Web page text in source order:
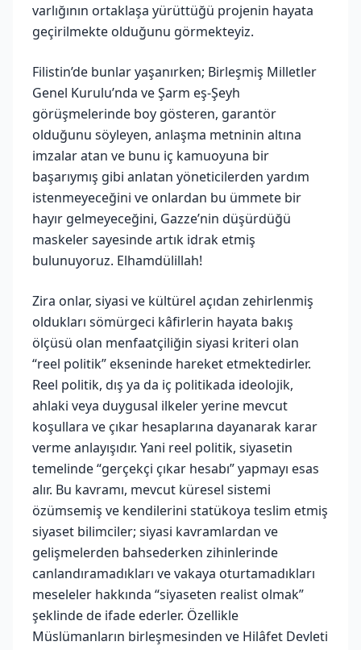
varlığının ortaklaşa yürüttüğü projenin hayata
geçirilmekte olduğunu görmekteyiz.
Filistin’de bunlar yaşanırken; Birleşmiş Milletler
Genel Kurulu’nda ve Şarm eş-Şeyh
görüşmelerinde boy gösteren, garantör
olduğunu söyleyen, anlaşma metninin altına
imzalar atan ve bunu iç kamuoyuna bir
başarıymış gibi anlatan yöneticilerden yardım
istenmeyeceğini ve onlardan bu ümmete bir
hayır gelmeyeceğini, Gazze’nin düşürdüğü
maskeler sayesinde artık idrak etmiş
bulunuyoruz. Elhamdülillah!
Zira onlar, siyasi ve kültürel açıdan zehirlenmiş
oldukları sömürgeci kâfirlerin hayata bakış
ölçüsü olan menfaatçiliğin siyasi kriteri olan
“reel politik” ekseninde hareket etmektedirler.
Reel politik, dış ya da iç politikada ideolojik,
ahlaki veya duygusal ilkeler yerine mevcut
koşullara ve çıkar hesaplarına dayanarak karar
verme anlayışıdır. Yani reel politik, siyasetin
temelinde “gerçekçi çıkar hesabı” yapmayı esas
alır. Bu kavramı, mevcut küresel sistemi
özümsemiş ve kendilerini statükoya teslim etmiş
siyaset bilimciler; siyasi kavramlardan ve
gelişmelerden bahsederken zihinlerinde
canlandıramadıkları ve vakaya oturtamadıkları
meseleler hakkında “siyaseten realist olmak”
şeklinde de ifade ederler. Özellikle
Müslümanların birleşmesinden ve Hilâfet Devleti